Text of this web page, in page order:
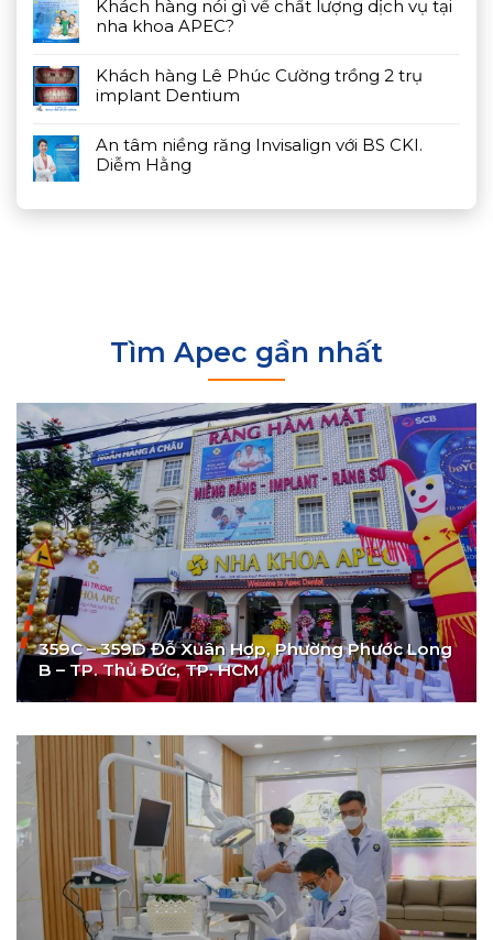
Khách hàng nói gì về chất lượng dịch vụ tại
nha khoa APEC?
Khách hàng Lê Phúc Cường trồng 2 trụ
implant Dentium
An tâm niềng răng Invisalign với BS CKI.
Diễm Hằng
Tìm Apec gần nhất
359C – 359D Đỗ Xuân Hợp, Phường Phước Long
B – TP. Thủ Đức, TP. HCM